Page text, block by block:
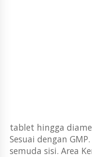
tablet hingga
Sesuai dengan
semuda sisi. Area